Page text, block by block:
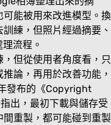
能被用來改進模型。換
練，但照片經過摘要、
流程。
但從使用者角度看，只
論，再用於改善功能，
發布的《Copyright
出，最初下載與儲存受
重製，都可能碰到重製